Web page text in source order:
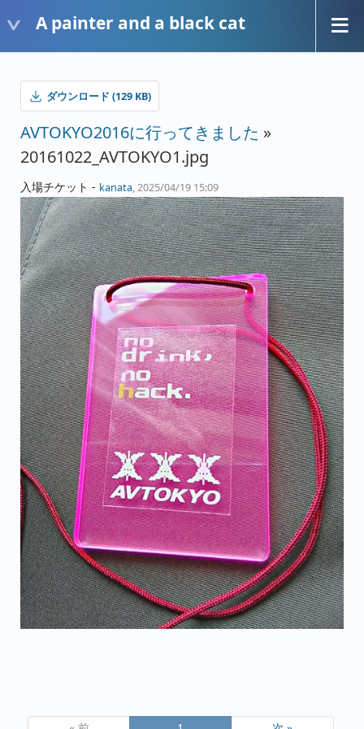
A painter and a black cat
ダウンロード (129 KB)
AVTOKYO2016に行ってきました »
20161022_AVTOKYO1.jpg
入場チケット - kanata, 2025/04/19 15:09